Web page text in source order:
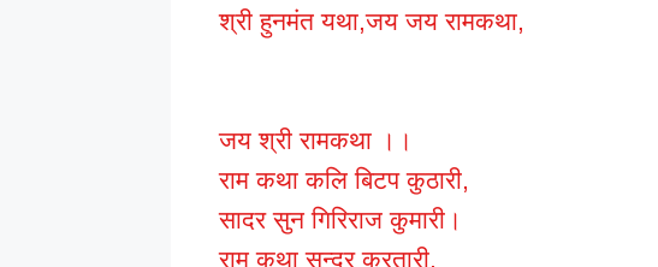
श्री हुनमंत यथा,जय जय रामकथा,
जय श्री रामकथा ।।
राम कथा कलि बिटप कुठारी,
सादर सुन गिरिराज कुमारी।
राम कथा सुन्दर करतारी,